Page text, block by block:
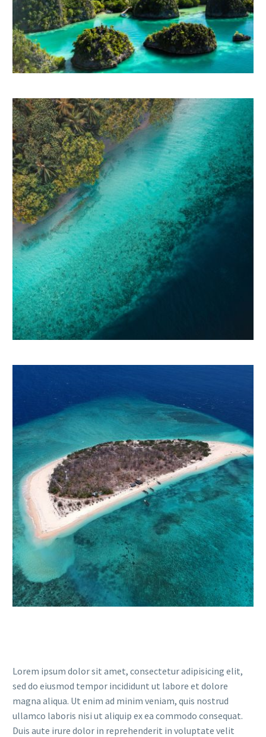
Lorem ipsum dolor sit amet, consectetur adipisicing elit,
sed do eiusmod tempor incididunt ut labore et dolore
magna aliqua. Ut enim ad minim veniam, quis nostrud
ullamco laboris nisi ut aliquip ex ea commodo consequat.
Duis aute irure dolor in reprehenderit in voluptate velit